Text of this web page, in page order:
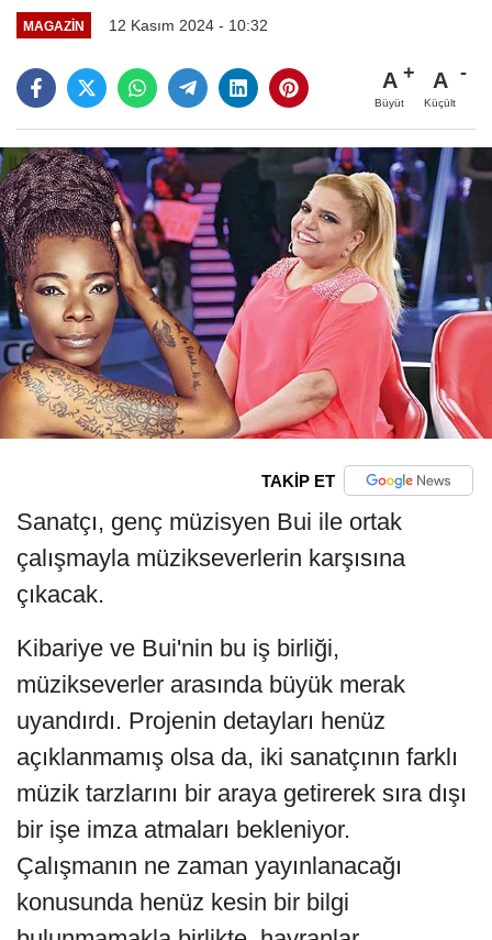
MAGAZIN 12 Kasım 2024 - 10:32
A
Büyüt
A
Küçült
TAKİP ET
Sanatçı, genç müzisyen Bui ile ortak
çalışmayla müzikseverlerin karşısına
çıkacak.
Kibariye ve Bui'nin bu iş birliği,
müzikseverler arasında büyük merak
uyandırdı. Projenin detayları henüz
açıklanmamış olsa da, iki sanatçının farklı
müzik tarzlarını bir araya getirerek sıra dışı
bir işe imza atmaları bekleniyor.
Çalışmanın ne zaman yayınlanacağı
konusunda henüz kesin bir bilgi